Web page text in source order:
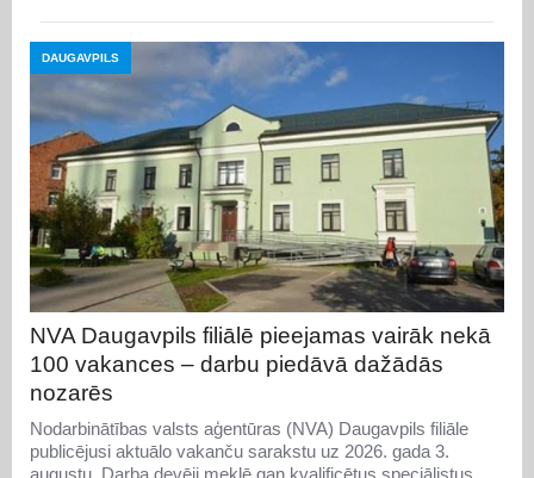
DAUGAVPILS
NVA Daugavpils filiālē pieejamas vairāk nekā
100 vakances – darbu piedāvā dažādās
nozarēs
Nodarbinātības valsts aģentūras (NVA) Daugavpils filiāle
publicējusi aktuālo vakanču sarakstu uz 2026. gada 3.
augustu. Darba devēji meklē gan kvalificētus speciālistus,